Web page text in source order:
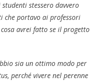
stessero davvero
che portavo ai professori
avrei fatto se il progetto
sia un ottimo modo per
perché vivere nel perenne